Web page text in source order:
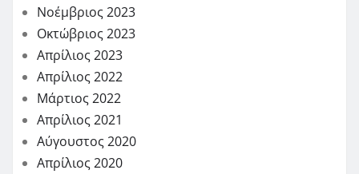
Νοέμβριος 2023
Οκτώβριος 2023
Απρίλιος 2023
Απρίλιος 2022
Μάρτιος 2022
Απρίλιος 2021
Αύγουστος 2020
Απρίλιος 2020